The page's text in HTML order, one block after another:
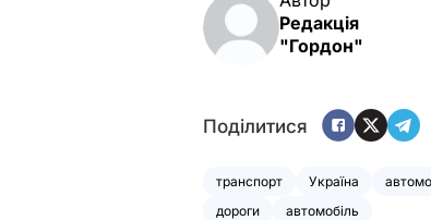
Редакція
"Гордон"
Поділитися
транспорт Україна
дороги
автомобіль